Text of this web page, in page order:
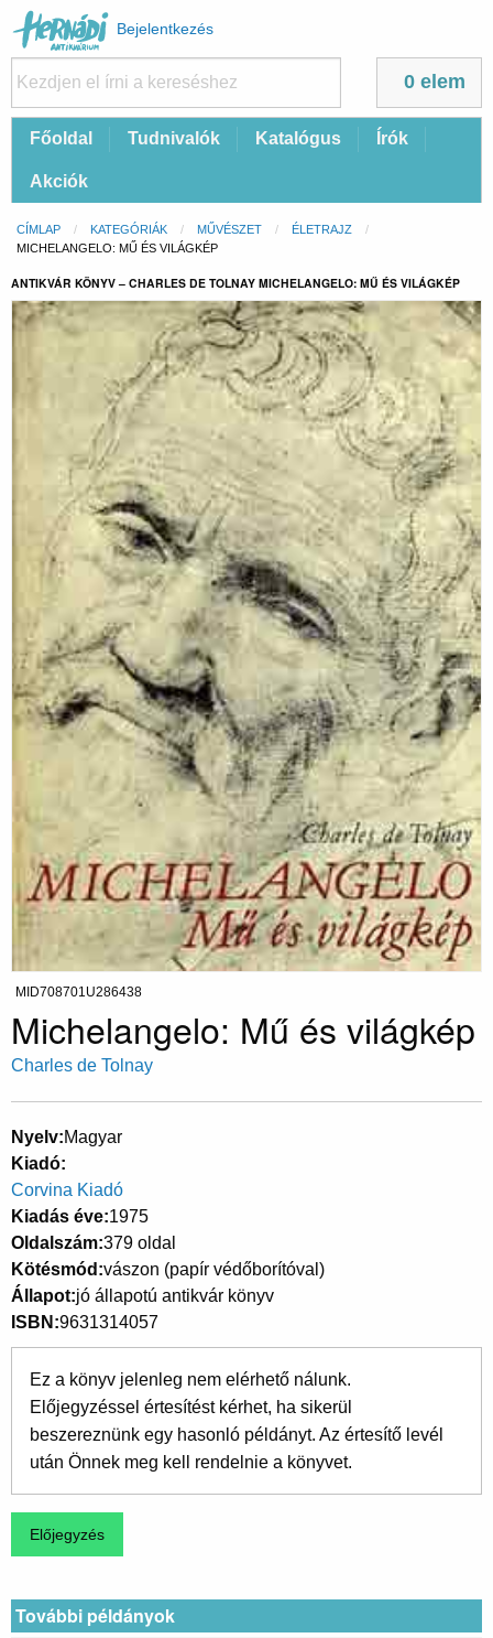
Felhasználói
fiók
menüje
Bejelentkezés
0 elem
FőFőoldal Tudnivalók Katalógus Írók
Akciók
Morzsa
CÍMLAP KATEGÓRIÁK MŰVÉSZET
ÉLETRAJZ
CURRENT:
MICHELANGELO: MŰ ÉS VILÁGKÉP
ANTIKVÁR KÖNYV – CHARLES DE TOLNAY MICHELANGELO: MŰ ÉS VILÁGKÉP
MID708701U286438
Michelangelo: Mű és világkép
Charles de Tolnay
Nyelv Magyar
Kiadó
Corvina Kiadó
Kiadás éve 1975
Oldalszám 379 oldal
Kötésmód vászon (papír védőborítóval)
Állapot jó állapotú antikvár könyv
ISBN 9631314057
Ez a könyv jelenleg nem elérhető nálunk.
Előjegyzéssel értesítést kérhet, ha sikerül
beszereznünk egy hasonló példányt. Az értesítő levél
után Önnek meg kell rendelnie a könyvet.
További példányok